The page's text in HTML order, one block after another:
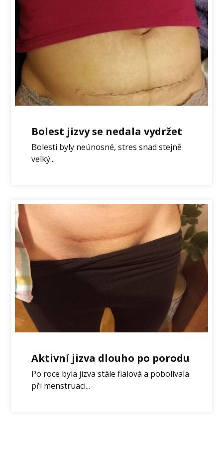
Bolest jizvy se nedala vydržet
Bolesti byly neúnosné, stres snad stejně
velký...
Aktivní jizva dlouho po porodu
Po roce byla jizva stále fialová a pobolívala
při menstruaci...